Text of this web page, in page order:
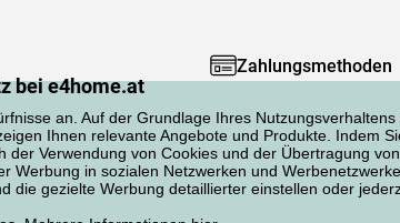
bei e4home.at
an. Auf der Grundlage Ihres
Ihnen relevante Angebote und Produkte. Indem
der Verwendung von Cookies und der Übertragung
Werbung in sozialen Netzwerken und
die gezielte Werbung detaillierter einstellen oder
Zahlungsmethoden